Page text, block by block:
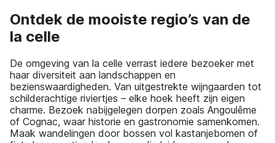
Ontdek de mooiste regio’s van de
la celle
De omgeving van la celle verrast iedere bezoeker met
haar diversiteit aan landschappen en
bezienswaardigheden. Van uitgestrekte wijngaarden tot
schilderachtige riviertjes – elke hoek heeft zijn eigen
charme. Bezoek nabijgelegen dorpen zoals Angoulême
of Cognac, waar historie en gastronomie samenkomen.
Maak wandelingen door bossen vol kastanjebomen of